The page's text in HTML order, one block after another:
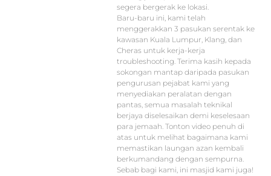
segera bergerak ke lokasi.
Baru-baru ini, kami telah
menggerakkan 3 pasukan serentak ke
kawasan Kuala Lumpur, Klang, dan
Cheras untuk kerja-kerja
troubleshooting. Terima kasih kepada
sokongan mantap daripada pasukan
pengurusan pejabat kami yang
menyediakan peralatan dengan
pantas, semua masalah teknikal
berjaya diselesaikan demi keselesaan
para jemaah. Tonton video penuh di
atas untuk melihat bagaimana kami
memastikan laungan azan kembali
berkumandang dengan sempurna.
Sebab bagi kami, ini masjid kami juga!